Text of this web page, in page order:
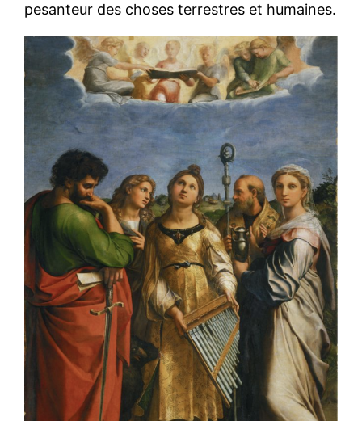
pesanteur des choses terrestres et humaines.